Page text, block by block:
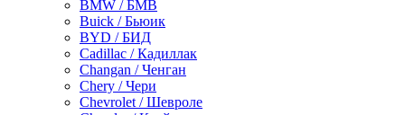
BMW / БМВ
Buick / Бьюик
BYD / БИД
Cadillac / Кадиллак
Changan / Ченган
Chery / Чери
Chevrolet / Шевроле